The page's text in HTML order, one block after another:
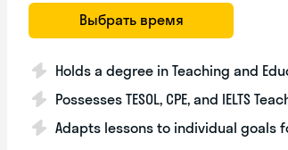
Выбрать время
Holds a degree in Teaching and
Possesses TESOL, CPE, and IELTS
Adapts lessons to individual goals